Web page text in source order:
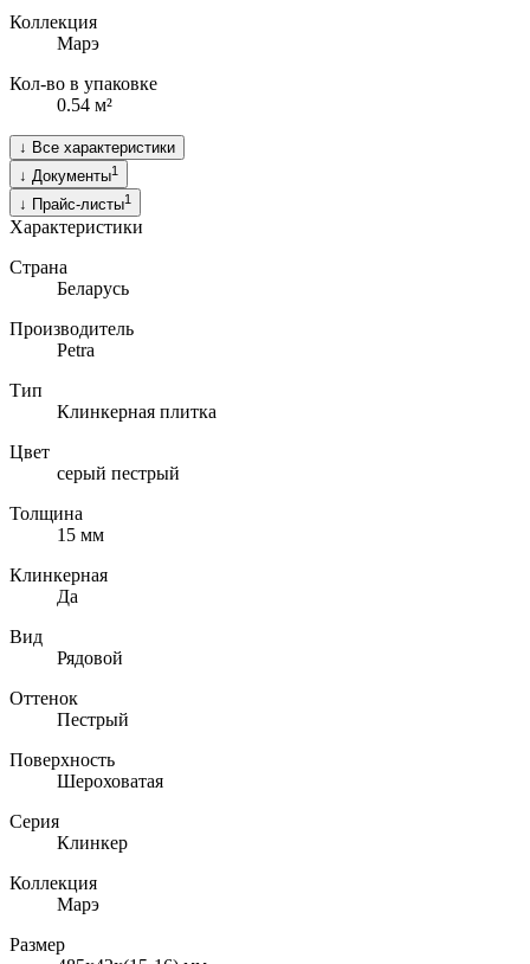
Коллекция
Марэ
Кол-во в упаковке
0.54 м²
↓ Все характеристики
↓ Документы1
↓ Прайс-листы1
Характеристики
Страна
Беларусь
Производитель
Petra
Тип
Клинкерная плитка
Цвет
серый пестрый
Толщина
15 мм
Клинкерная
Да
Вид
Рядовой
Оттенок
Пестрый
Поверхность
Шероховатая
Серия
Клинкер
Коллекция
Марэ
Размер